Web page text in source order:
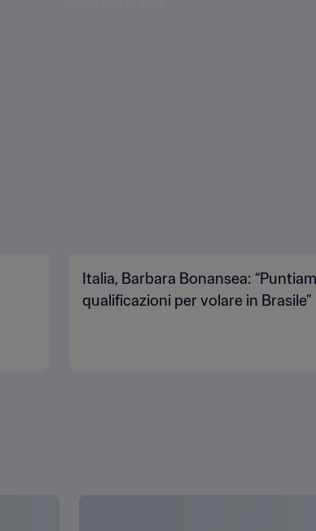
Italia, Barbara Bonansea:
qualificazioni per volare in Brasile”